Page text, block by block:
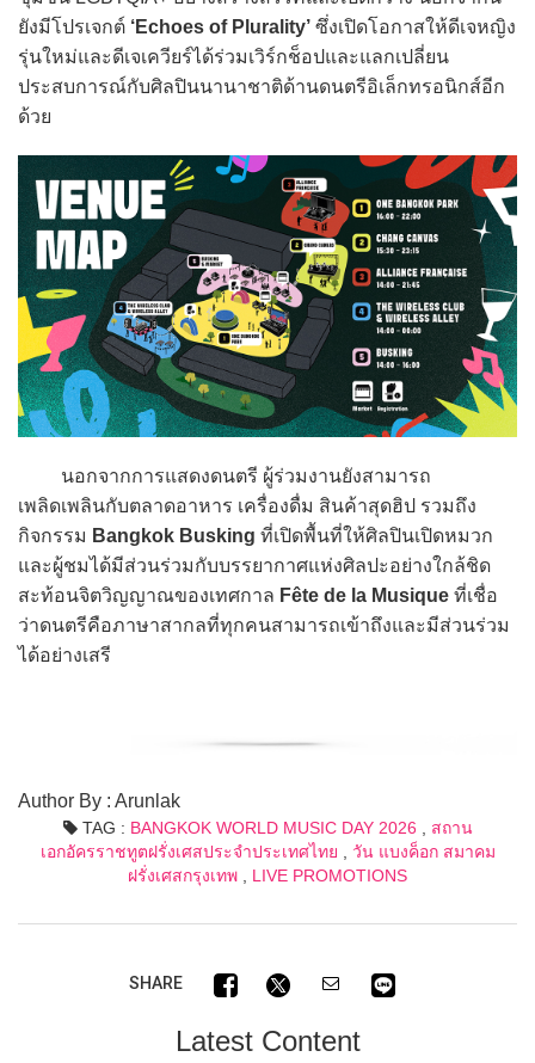
ยังมีโปรเจกต์ ‘Echoes of Plurality’ ซึ่งเปิดโอกาสให้ดีเจหญิง
รุ่นใหม่และดีเจเควียร์ได้ร่วมเวิร์กช็อปและแลกเปลี่ยน
ประสบการณ์กับศิลปินนานาชาติด้านดนตรีอิเล็กทรอนิกส์อีก
ด้วย
นอกจากการแสดงดนตรี ผู้ร่วมงานยังสามารถ
เพลิดเพลินกับตลาดอาหาร เครื่องดื่ม สินค้าสุดฮิป รวมถึง
กิจกรรม Bangkok Busking ที่เปิดพื้นที่ให้ศิลปินเปิดหมวก
และผู้ชมได้มีส่วนร่วมกับบรรยากาศแห่งศิลปะอย่างใกล้ชิด
สะท้อนจิตวิญญาณของเทศกาล Fête de la Musique ที่เชื่อ
ว่าดนตรีคือภาษาสากลที่ทุกคนสามารถเข้าถึงและมีส่วนร่วม
ได้อย่างเสรี
Author By : Arunlak
TAG : BANGKOK WORLD MUSIC DAY 2026 , สถาน
เอกอัครราชทูตฝรั่งเศสประจำประเทศไทย , วัน แบงค็อก สมาคม
ฝรั่งเศสกรุงเทพ , LIVE PROMOTIONS
SHARE
Latest Content